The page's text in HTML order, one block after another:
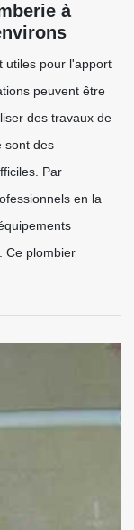
à
utiles pour l'apport
peuvent être
des travaux de
sont des
Par
en la
Ce plombier